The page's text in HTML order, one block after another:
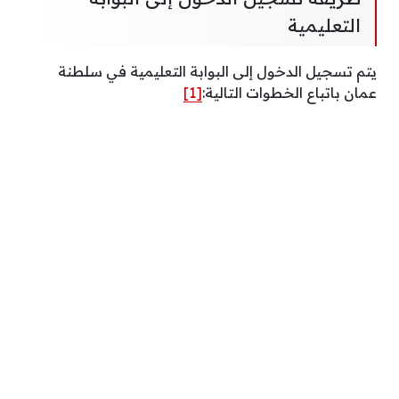
التعليمية
يتم تسجيل الدخول إلى البوابة التعليمية في سلطنة
عمان باتباع الخطوات التالية:[1]